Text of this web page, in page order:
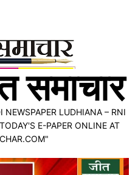
समाचार
NEWSPAPER LUDHIANA – RNI
E-PAPER ONLINE AT